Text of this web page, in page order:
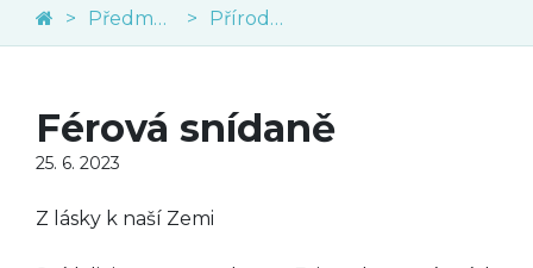
Předměty Přírodní vědy
Férová snídaně
25. 6. 2023
Z lásky k naší Zemi